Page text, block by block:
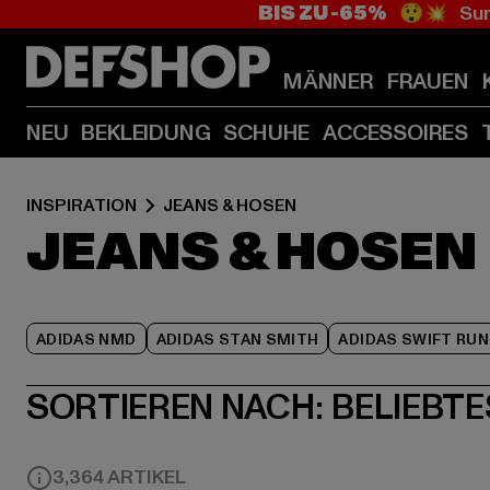
BIS ZU -65% 😲💥
MÄNNER FRAUEN
NEU BEKLEIDUNG SCHUHE ACCESSOIRES
INSPIRATION JEANS & HOSEN
JEANS & HOSEN
ADIDAS NMD ADIDAS STAN SMITH ADIDAS SWIFT RUN
SORTIEREN NACH:
3,364 ARTIKEL